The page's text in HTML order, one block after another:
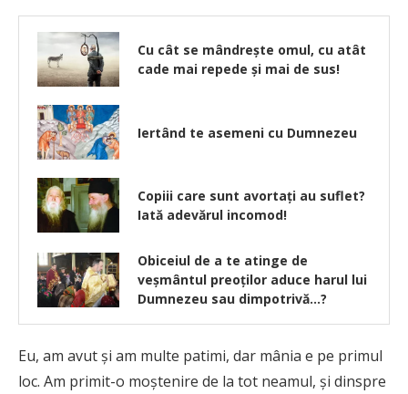
Cu cât se mândreşte omul, cu atât
cade mai repede şi mai de sus!
Iertând te asemeni cu Dumnezeu
Copiii care sunt avortați au suflet?
Iată adevărul incomod!
Obiceiul de a te atinge de
veşmântul preoţilor aduce harul lui
Dumnezeu sau dimpotrivă…?
Eu, am avut și am multe patimi, dar mânia e pe primul
loc. Am primit-o moștenire de la tot neamul, și dinspre